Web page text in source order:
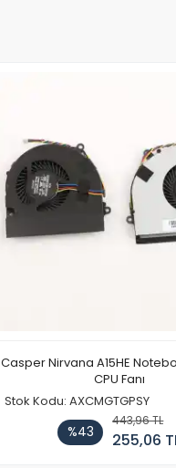
Casper Nirvana A15HE
CPU Fanı
Stok Kodu: AXCMGTGPSY
%43
443,96 TL
255,06